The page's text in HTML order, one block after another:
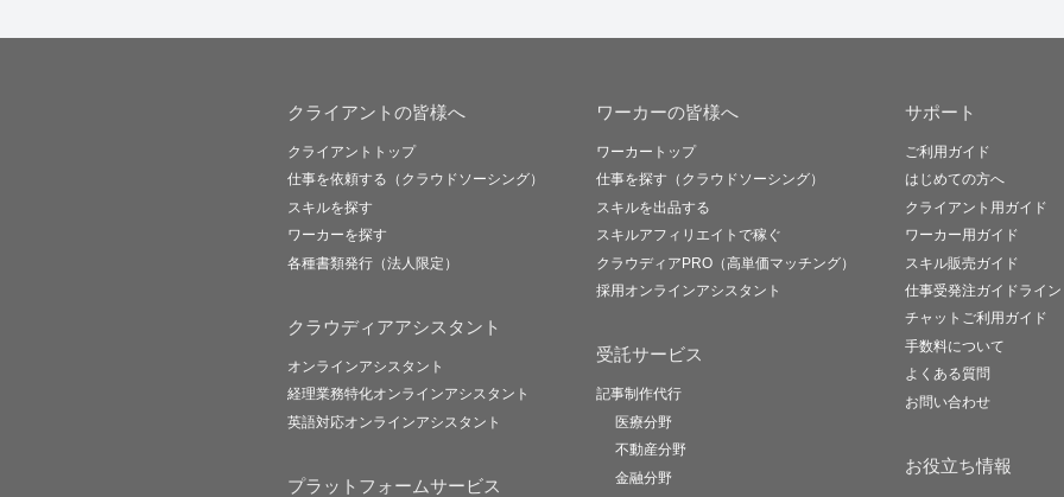
クライアントの皆様へ
クライアントトップ
仕事を依頼する（クラウドソーシング）
スキルを探す
ワーカーを探す
各種書類発行（法人限定）
クラウディアアシスタント
オンラインアシスタント
経理業務特化オンラインアシスタント
英語対応オンラインアシスタント
プラットフォームサービス
ワーカーの皆様へ
ワーカートップ
仕事を探す（クラウドソーシング）
スキルを出品する
スキルアフィリエイトで稼ぐ
クラウディアPRO（高単価マッチング）
採用オンラインアシスタント
受託サービス
記事制作代行
医療分野
不動産分野
金融分野
サポート
ご利用ガイド
はじめての方へ
クライアント用ガイド
ワーカー用ガイド
スキル販売ガイド
仕事受発注ガイドライン
チャットご利用ガイド
手数料について
よくある質問
お問い合わせ
お役立ち情報